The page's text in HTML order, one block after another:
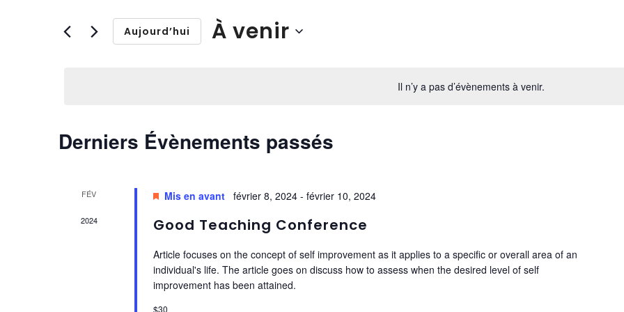
Il n’y a pas d’évènements à venir.
vues
Évènements
Évènements
Aujourd’hui À venir
Derniers Évènements passés
FÉV
2024
Mis en avant février 8, 2024- février 10, 2024
Good Teaching Conference
Article focuses on the concept of self improvement as it applies to a specific or overall area of an
individual's life. The article goes on discuss how to assess when the desired level of self
improvement has been attained.
$30